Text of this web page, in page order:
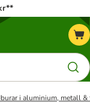
i aluminium, metall &